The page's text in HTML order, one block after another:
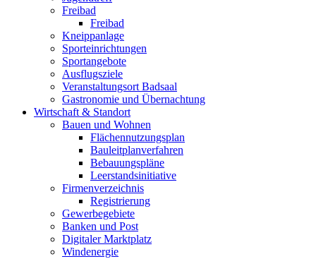
Freibad
Freibad
Kneippanlage
Sporteinrichtungen
Sportangebote
Ausflugsziele
Veranstaltungsort Badsaal
Gastronomie und Übernachtung
Wirtschaft & Standort
Bauen und Wohnen
Flächennutzungsplan
Bauleitplanverfahren
Bebauungspläne
Leerstandsinitiative
Firmenverzeichnis
Registrierung
Gewerbegebiete
Banken und Post
Digitaler Marktplatz
Windenergie